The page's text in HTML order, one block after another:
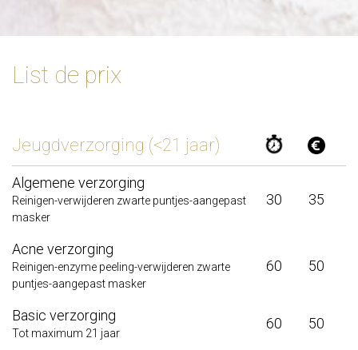
List de prix
Jeugdverzorging (<21 jaar)
Algemene verzorging
Reinigen-verwijderen zwarte puntjes-aangepast
masker
30 35
Acne verzorging
Reinigen-enzyme peeling-verwijderen zwarte
puntjes-aangepast masker
60 50
Basic verzorging
Tot maximum 21 jaar
60 50